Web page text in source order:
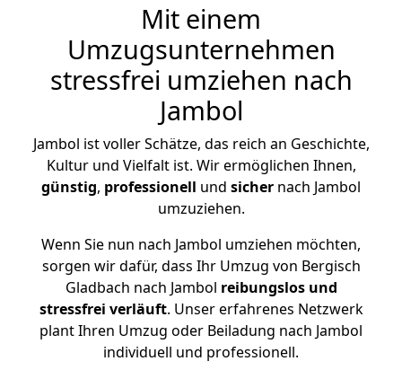
Mit einem
Umzugsunternehmen
stressfrei umziehen nach
Jambol
Jambol ist voller Schätze, das reich an Geschichte,
Kultur und Vielfalt ist. Wir ermöglichen Ihnen,
günstig, professionell und sicher nach Jambol
umzuziehen.
Wenn Sie nun nach Jambol umziehen möchten,
sorgen wir dafür, dass Ihr Umzug von Bergisch
Gladbach nach Jambol reibungslos und
stressfrei verläuft. Unser erfahrenes Netzwerk
plant Ihren Umzug oder Beiladung nach Jambol
individuell und professionell.